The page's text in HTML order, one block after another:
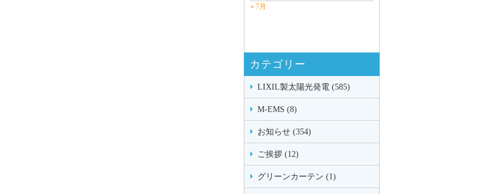
« 7月
カテゴリー
LIXIL製太陽光発電 (585)
M-EMS (8)
お知らせ (354)
ご挨拶 (12)
グリーンカーテン (1)